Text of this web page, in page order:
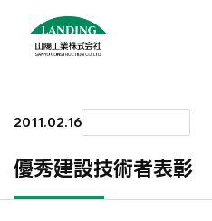
2011.02.16
優秀建設技術者表彰